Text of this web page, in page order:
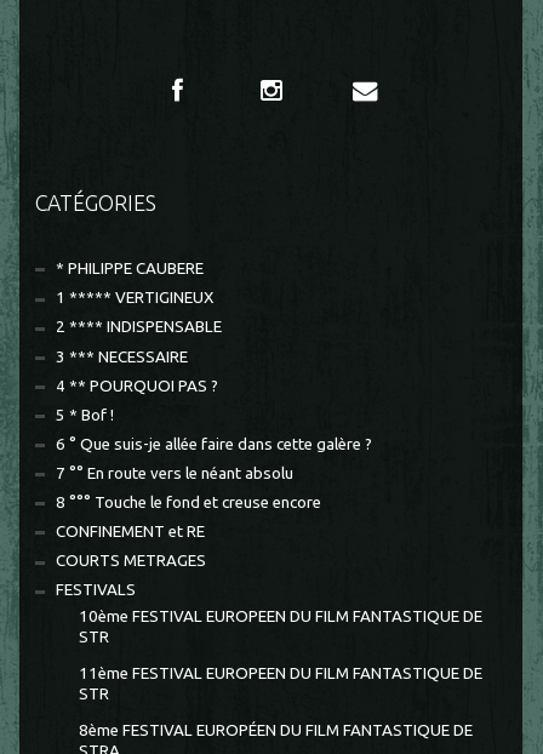
CATÉGORIES
* PHILIPPE CAUBERE
1 ***** VERTIGINEUX
2 **** INDISPENSABLE
3 *** NECESSAIRE
4 ** POURQUOI PAS ?
5 * Bof !
6 ° Que suis-je allée faire dans cette galère ?
7 °° En route vers le néant absolu
8 °°° Touche le fond et creuse encore
CONFINEMENT et RE
COURTS METRAGES
FESTIVALS
10ème FESTIVAL EUROPEEN DU FILM FANTASTIQUE DE
STR
11ème FESTIVAL EUROPEEN DU FILM FANTASTIQUE DE
STR
8ème FESTIVAL EUROPÉEN DU FILM FANTASTIQUE DE